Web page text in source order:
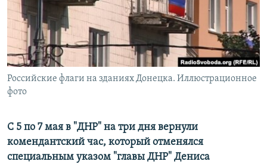
КРЫМ.НЕПОКОРЕННЫЙ
ELIFBE
УКРАИНСКАЯ ПРОБЛЕМА КРЫМА
Все сайты RFE/RL
Российские флаги на зданиях Донецка. Иллюстрационное
фото
С 5 по 7 мая в "ДНР" на три дня вернули
комендантский час, который отменялся
специальным указом "главы ДНР" Дениса